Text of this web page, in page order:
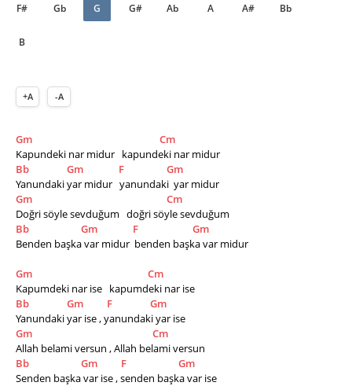
F# Gb G G# Ab A A# Bb
B
+A -A
Gm
Cm
Kapundeki nar midur   kapundeki nar midur
Bb
Gm F
Gm
Yanundaki yar midur   yanundaki  yar midur
Gm
Cm
Doğri söyle sevduğum   doğri söyle sevduğum
Bb
Gm F
Gm
Benden başka var midur  benden başka var midur
Gm
Cm
Kapumdeki nar ise   kapumdeki nar ise
Bb
Gm F
Gm
Yanundaki yar ise , yanundaki yar ise
Gm
Cm
Allah belami versun , Allah belami versun
Bb
Gm F
Gm
Senden başka var ise , senden başka var ise